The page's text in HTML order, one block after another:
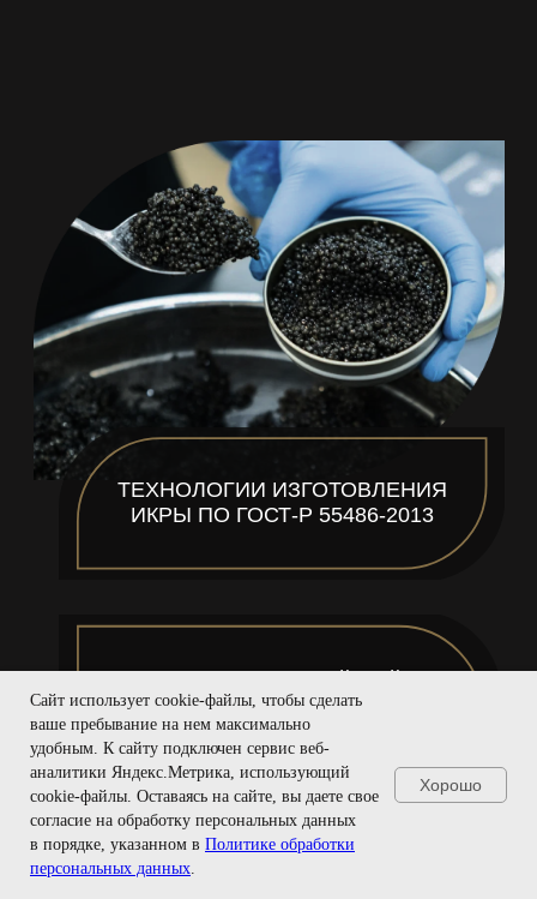
Сайт использует cookie-файлы, чтобы сделать
ваше пребывание на нем максимально
удобным. К cайту подключен сервис веб-
аналитики Яндекс.Метрика, использующий
cookie-файлы. Оставаясь на сайте, вы даете свое
согласие на обработку персональных данных
в порядке, указанном в Политике обработки
персональных данных.
Хорошо